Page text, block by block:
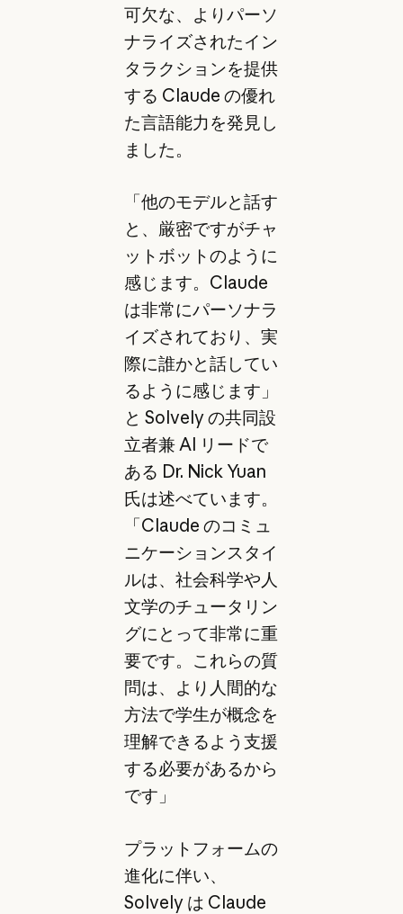
可欠な、よりパーソ
ナライズされたイン
タラクションを提供
する Claude の優れ
た言語能力を発見し
ました。
「他のモデルと話す
と、厳密ですがチャ
ットボットのように
感じます。Claude
は非常にパーソナラ
イズされており、実
際に誰かと話してい
るように感じます」
と Solvely の共同設
立者兼 AI リードで
ある Dr. Nick Yuan
氏は述べています。
「Claude のコミュ
ニケーションスタイ
ルは、社会科学や人
文学のチュータリン
グにとって非常に重
要です。これらの質
問は、より人間的な
方法で学生が概念を
理解できるよう支援
する必要があるから
です」
プラットフォームの
進化に伴い、
Solvely は Claude